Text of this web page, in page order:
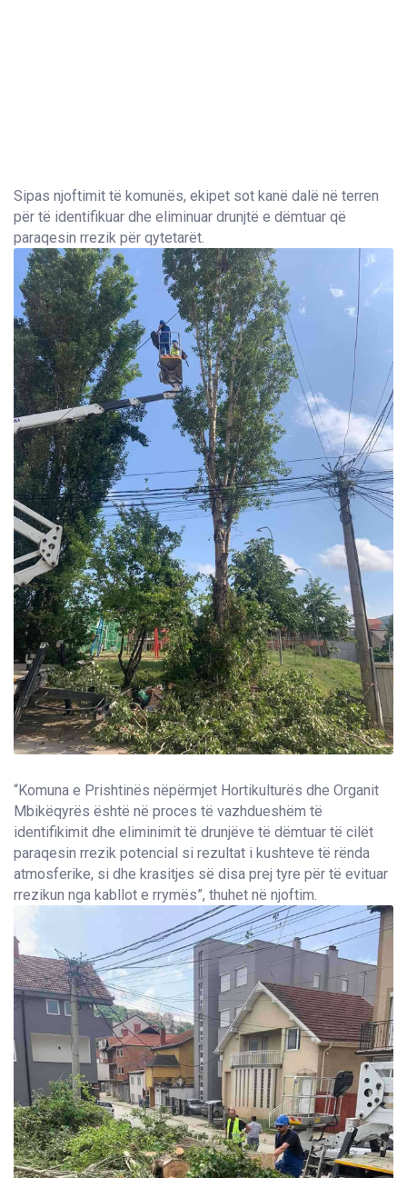
Sipas njoftimit të komunës, ekipet sot kanë dalë në terren
për të identifikuar dhe eliminuar drunjtë e dëmtuar që
paraqesin rrezik për qytetarët.
“Komuna e Prishtinës nëpërmjet Hortikulturës dhe Organit
Mbikëqyrës është në proces të vazhdueshëm të
identifikimit dhe eliminimit të drunjëve të dëmtuar të cilët
paraqesin rrezik potencial si rezultat i kushteve të rënda
atmosferike, si dhe krasitjes së disa prej tyre për të evituar
rrezikun nga kabllot e rrymës”, thuhet në njoftim.